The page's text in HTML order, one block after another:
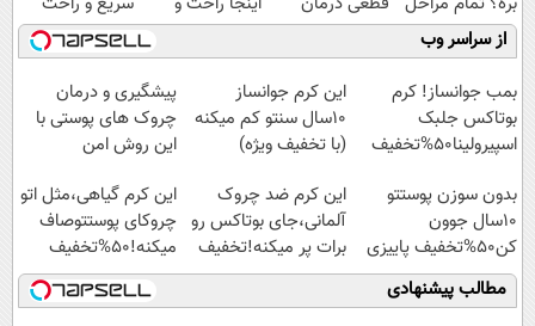
فروش ماشیت
رو به ما بسپر
کنید!
◗پرسش‌نامه◖
سریع بفروشش
بفروش
از سراسر وب
بمب جوانساز! کرم
بوتاکس جلبک
اسپیرولینا50%تخفیف
این کرم جوانساز
10سال سنتو کم میکنه
(با تخفیف ویژه)
پیشگیری و درمان
چروک های پوستی با
این روش امن
بدون سوزن پوستتو
10سال جوون
کن50%تخفیف پاییزی
این کرم ضد چروک
آلمانی،جای بوتاکس رو
برات پر میکنه!تخفیف
تا امشب
این کرم گیاهی،مثل اتو
چروکای پوستتوصاف
میکنه!50%تخفیف
مطالب پیشنهادی